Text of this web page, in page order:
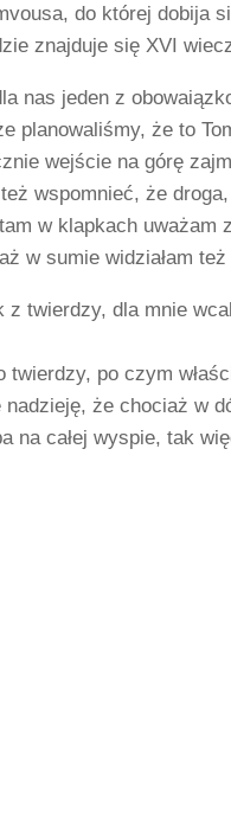
do której dobija
znajduje się XVI
nas jeden z
planowaliśmy, że to
wejście na górę
też wspomnieć, że
w klapkach uważam
w sumie widziałam
twierdzy, dla mnie
po czym
że chociaż w
na całej wyspie, tak